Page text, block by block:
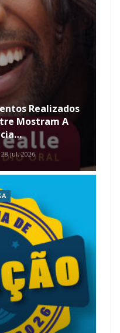
Realizados
Mostram A
28 jul, 2026